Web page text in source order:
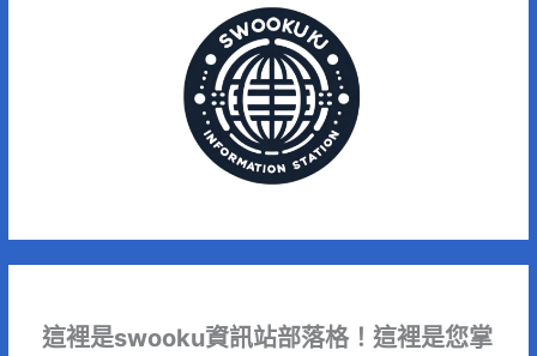
這裡是swooku資訊站部落格！這裡是您掌